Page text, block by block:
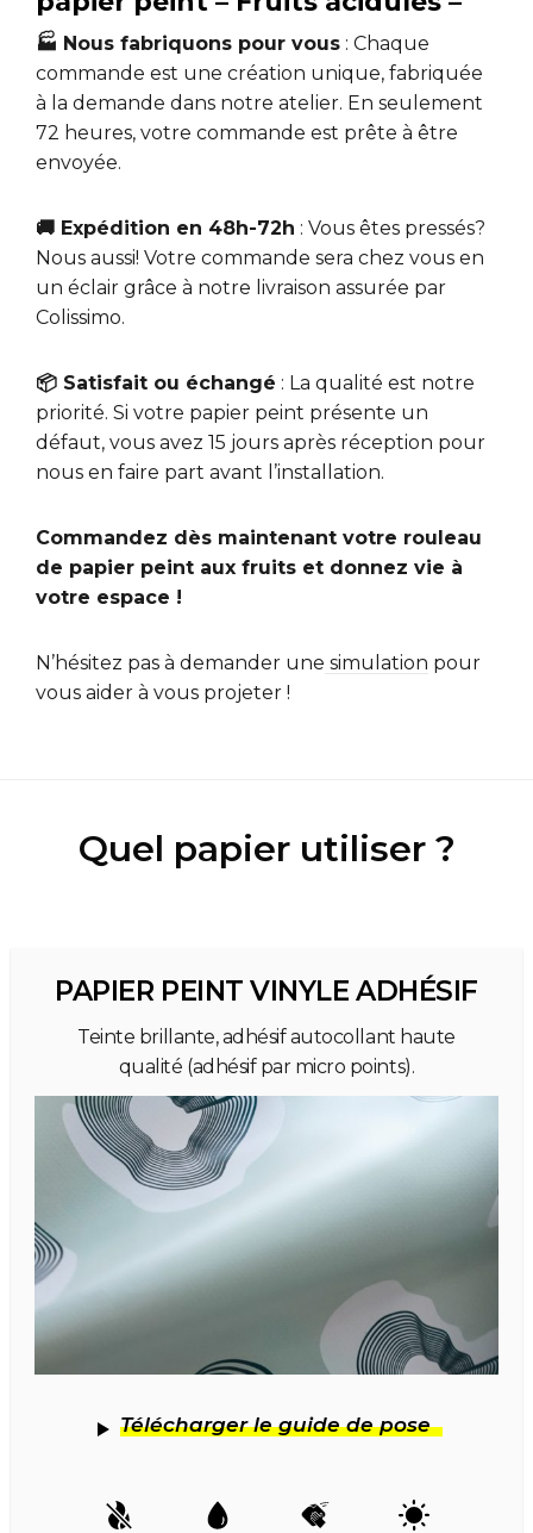
🏭 Nous fabriquons pour vous : Chaque
commande est une création unique, fabriquée
à la demande dans notre atelier. En seulement
72 heures, votre commande est prête à être
envoyée.
🚚 Expédition en 48h-72h : Vous êtes pressés?
Nous aussi! Votre commande sera chez vous en
un éclair grâce à notre livraison assurée par
Colissimo.
📦 Satisfait ou échangé : La qualité est notre
priorité. Si votre papier peint présente un
défaut, vous avez 15 jours après réception pour
nous en faire part avant l’installation.
Commandez dès maintenant votre rouleau
de papier peint aux fruits et donnez vie à
votre espace !
N’hésitez pas à demander une simulation pour
vous aider à vous projeter !
Quel papier utiliser ?
PAPIER PEINT VINYLE ADHÉSIF
Teinte brillante, adhésif autocollant haute
qualité (adhésif par micro points).
Télécharger le guide de pose